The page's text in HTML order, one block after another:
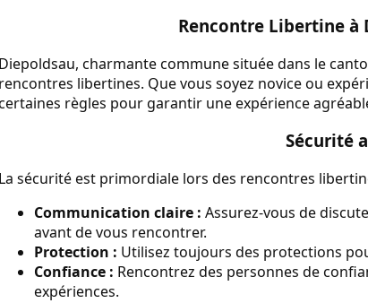
Rencontre Libertine à
Diepoldsau, charmante commune située dans le
rencontres libertines. Que vous soyez novice ou
règles pour garantir une expérience
Sécurité
La sécurité est primordiale lors des rencontres
Communication claire : Assurez-vous de
avant de vous rencontrer.
Protection : Utilisez toujours des protections
Confiance : Rencontrez des personnes de
expériences.